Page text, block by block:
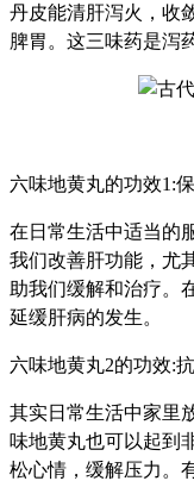
丹皮能清肝泻火，收
脾胃。这三味药是泻
六味地黄丸的功效1:
在日常生活中适当的
我们改善肝功能，尤
助我们缓解和治疗。
延缓肝病的发生。
六味地黄丸2的功效:
其实日常生活中家里
味地黄丸也可以起到
松心情，缓解压力。